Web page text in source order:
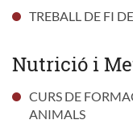
TREBALL DE FI
Nutrició i
CURS DE
ANIMALS